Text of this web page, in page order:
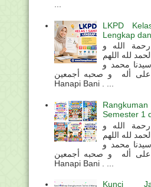
LKPD
Lengkap
الله و
لله اللهم
محمد و
على أله و صحبه أجمعين Salam Sahabat
Hanapi Bani . ...
Semester 1
الله و
لله اللهم
محمد و
على أله و صحبه أجمعين Salam Sahabat
Hanapi Bani . ...
Kunci